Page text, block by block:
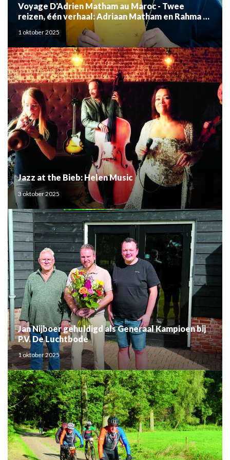
Voyage D'Adrien Matham au Maroc - Twee
reizen, één verhaal: Adriaan Matham en Rahma el
Mouden
1 oktober 2025
Jazz at the Bieb: Helen Music
3 oktober 2025
Jan Nijboer gehuldigd als Generaal Kampioen bij
P.V. De Luchtbode
1 oktober 2025